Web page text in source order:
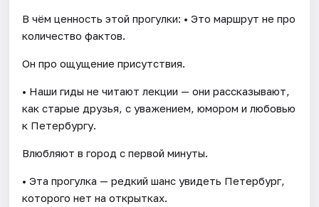
В чём ценность этой прогулки: • Это маршрут не про
количество фактов.
Он про ощущение присутствия.
• Наши гиды не читают лекции — они рассказывают,
как старые друзья, с уважением, юмором и любовью
к Петербургу.
Влюбляют в город с первой минуты.
• Эта прогулка — редкий шанс увидеть Петербург,
которого нет на открытках.